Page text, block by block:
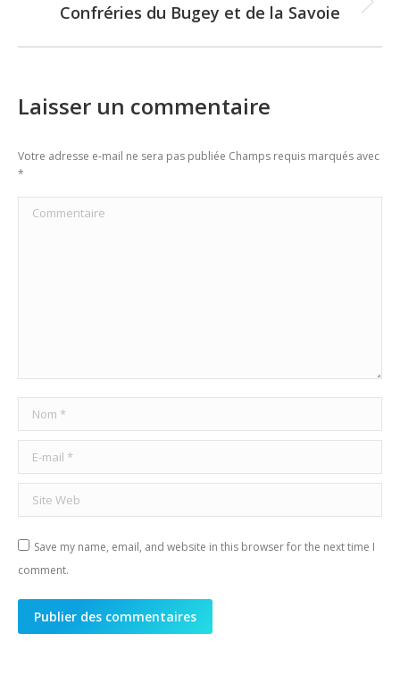
Next
Confréries du Bugey et de la Savoie
Laisser un commentaire
Votre adresse e-mail ne sera pas publiée Champs requis marqués avec
*
Commentaire
Nom *
E-mail *
Site Web
Save my name, email, and website in this browser for the next time I
comment.
Publier des commentaires